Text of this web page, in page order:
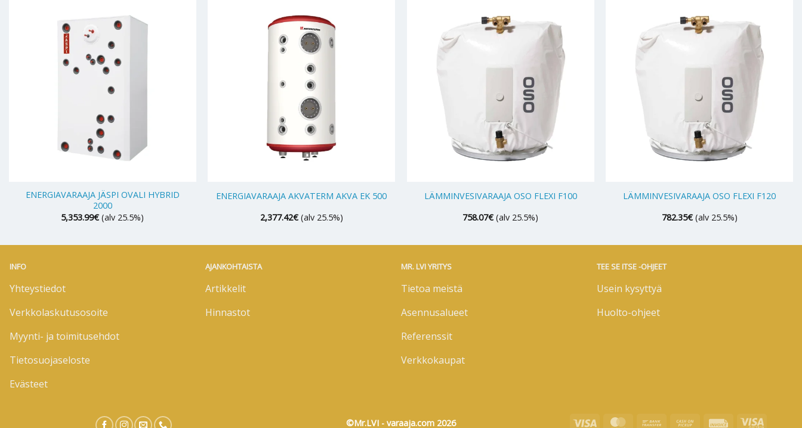
ENERGIAVARAAJA JÄSPI OVALI HYBRID
2000
5,353.99€ (alv 25.5%)
ENERGIAVARAAJA AKVATERM AKVA EK 500
2,377.42€ (alv 25.5%)
LÄMMINVESIVARAAJA OSO FLEXI F100
758.07€ (alv 25.5%)
LÄMMINVESIVARAAJA OSO FLEXI F120
782.35€ (alv 25.5%)
INFO
Yhteystiedot
Verkkolaskutusosoite
Myynti- ja toimitusehdot
Tietosuojaseloste
Evästeet
AJANKOHTAISTA
Artikkelit
Hinnastot
MR. LVI YRITYS
Tietoa meistä
Asennusalueet
Referenssit
Verkkokaupat
TEE SE ITSE -OHJEET
Usein kysyttyä
Huolto-ohjeet
©Mr.LVI - varaaja.com 2026 Visa MasterCardBank Cash Invoice Visa